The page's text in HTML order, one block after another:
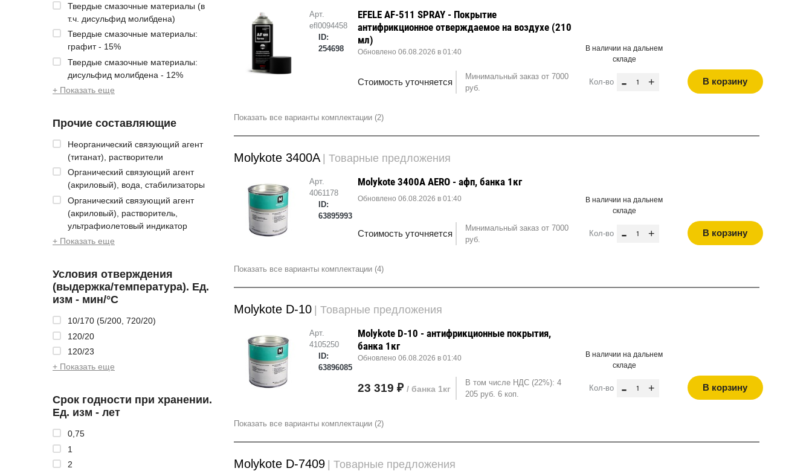
Твердые смазочные материалы (в
т.ч. дисульфид молибдена)
Твердые смазочные материалы:
графит - 15%
Твердые смазочные материалы:
дисульфид молибдена - 12%
+ Показать еще
Прочие составляющие
Неорганический связующий агент
(титанат), растворители
Органический связующий агент
(акриловый), вода, стабилизаторы
Органический связующий агент
(акриловый), растворитель,
ультрафиолетовый индикатор
+ Показать еще
Условия отверждения
(выдержка/температура). Ед.
изм - мин/°С
10/170 (5/200, 720/20)
120/20
120/23
+ Показать еще
Срок годности при хранении.
Ед. изм - лет
0,75
1
2
Арт.
efl0094458
ID:
254698
EFELE AF-511 SPRAY - Покрытие
антифрикционное отверждаемое на воздухе (210
мл)
Обновлено 06.08.2026 в 01:40
Стоимость уточняется
Минимальный заказ от 7000
руб.
В наличии на дальнем
складе
Кол-во - + В корзину
Показать все варианты комплектации (2)
Molykote 3400A | Товарные предложения
Арт.
4061178
ID:
63895993
Molykote 3400A AERO - афп, банка 1кг
Обновлено 06.08.2026 в 01:40
Стоимость уточняется
Минимальный заказ от 7000
руб.
В наличии на дальнем
складе
Кол-во - + В корзину
Показать все варианты комплектации (4)
Molykote D-10 | Товарные предложения
Арт.
4105250
ID:
63896085
Molykote D-10 - антифрикционные покрытия,
банка 1кг
Обновлено 06.08.2026 в 01:40
23 319 ₽/ банка 1кг
В том числе НДС (22%): 4
205 руб. 6 коп.
В наличии на дальнем
складе
Кол-во - + В корзину
Показать все варианты комплектации (2)
Molykote D-7409 | Товарные предложения